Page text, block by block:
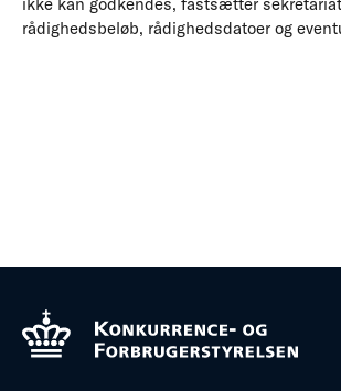
rådighedsbeløb, rådighedsdatoer og